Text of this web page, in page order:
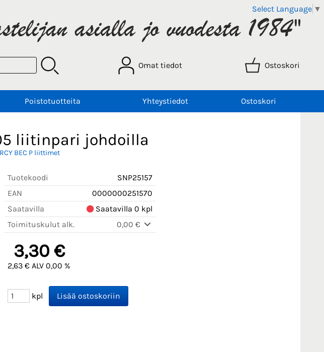
Select Language ▼
Omat tiedot Ostoskori
Poistotuotteita Yhteystiedot Ostoskori
liitinpari johdoilla
BEC P liittimet
Tuotekoodi
SNP25157
EAN
0000000251570
Saatavilla
Saatavilla 0 kpl
Toimituskulut alk.
0,00 €
3,30 €
2,63 € ALV 0,00 %
kpl